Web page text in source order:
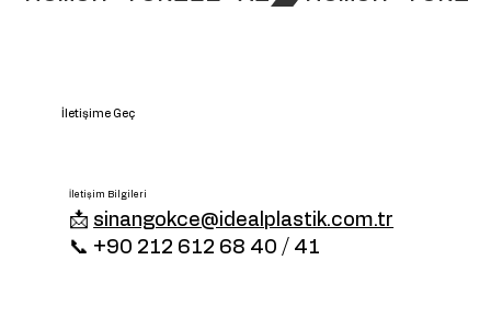
İletişime Geç
İletişim Bilgileri
📩 sinangokce@idealplastik.com.tr
📞 +90 212 612 68 40 / 41